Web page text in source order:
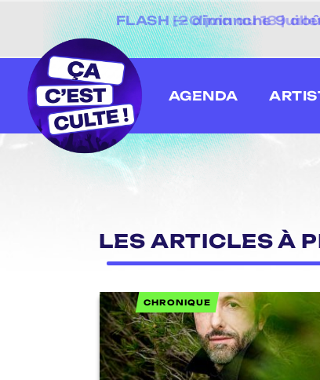
[20 juin au 13
AGENDA
LES ARTICLES À
CHRONIQUE